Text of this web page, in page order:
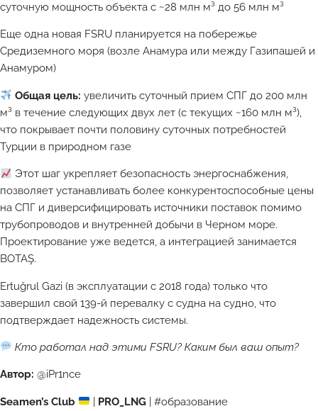
суточную мощность объекта с ~28 млн м³ до 56 млн м³
Еще одна новая FSRU планируется на побережье
Средиземного моря (возле Анамура или между Газипашей и
Анамуром)
Общая цель:увеличить суточный прием СПГ до 200 млн
м³ в течение следующих двух лет (с текущих ~160 млн м³),
что покрывает почти половину суточных потребностей
Турции в природном газе
Этот шаг укрепляет безопасность энергоснабжения,
позволяет устанавливать более конкурентоспособные цены
на СПГ и диверсифицировать источники поставок помимо
трубопроводов и внутренней добычи в Черном море.
Проектирование уже ведется, а интеграцией занимается
BOTAŞ.
Ertuğrul Gazi (в эксплуатации с 2018 года) только что
завершил свой 139-й перевалку с судна на судно, что
подтверждает надежность системы.
Кто работал над этими FSRU? Каким был ваш опыт?
Автор: @iPr1nce
Seamen’s Club PRO_LNG | #образование